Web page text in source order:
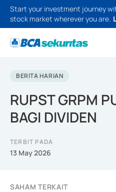
Start your investment journey
stock market wherever you are.
BERITA HARIAN
RUPST GRPM
BAGI DIVIDEN
TERBIT PADA
13 May 2026
SAHAM TERKAIT